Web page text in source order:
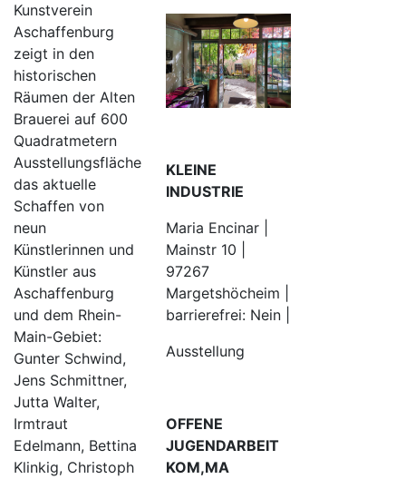
Kunstverein
Aschaffenburg
zeigt in den
historischen
Räumen der Alten
Brauerei auf 600
Quadratmetern
Ausstellungsfläche
das aktuelle
Schaffen von
neun
Künstlerinnen und
Künstler aus
Aschaffenburg
und dem Rhein-
Main-Gebiet:
Gunter Schwind,
Jens Schmittner,
Jutta Walter,
Irmtraut
Edelmann, Bettina
Klinkig, Christoph
KLEINE
INDUSTRIE
Maria Encinar |
Mainstr 10 |
97267
Margetshöcheim |
barrierefrei: Nein |
Ausstellung
OFFENE
JUGENDARBEIT
KOM,MA